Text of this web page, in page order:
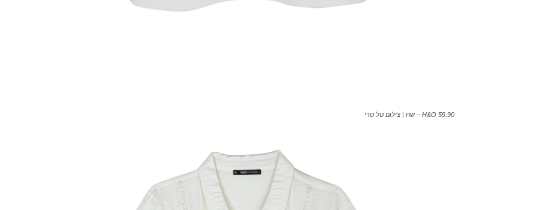
H&O 59.90 – שח | צילום טל טרי